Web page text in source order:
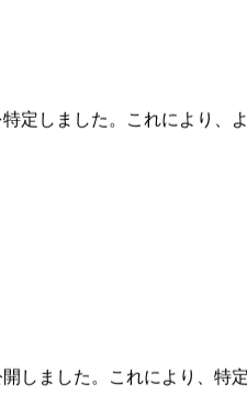
た。この情報を基に、自社の